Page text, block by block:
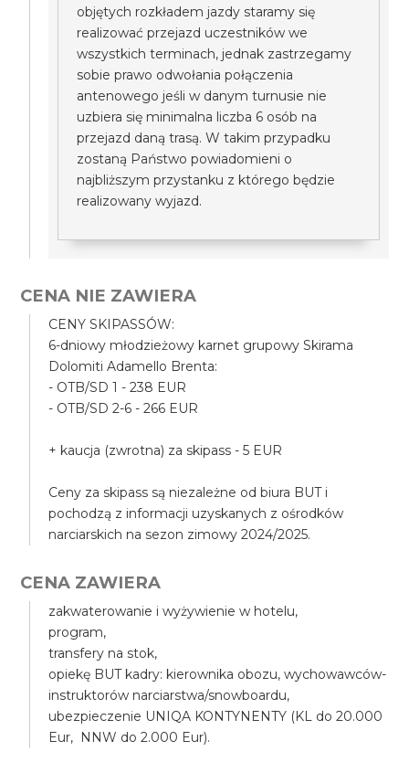
objętych rozkładem jazdy staramy się
realizować przejazd uczestników we
wszystkich terminach, jednak zastrzegamy
sobie prawo odwołania połączenia
antenowego jeśli w danym turnusie nie
uzbiera się minimalna liczba 6 osób na
przejazd daną trasą. W takim przypadku
zostaną Państwo powiadomieni o
najbliższym przystanku z którego będzie
realizowany wyjazd.
CENA NIE ZAWIERA
CENY SKIPASSÓW:
6-dniowy młodzieżowy karnet grupowy Skirama
Dolomiti Adamello Brenta:
- OTB/SD 1 - 238 EUR
- OTB/SD 2-6 - 266 EUR
+ kaucja (zwrotna) za skipass - 5 EUR
Ceny za skipass są niezależne od biura BUT i
pochodzą z informacji uzyskanych z ośrodków
narciarskich na sezon zimowy 2024/2025.
CENA ZAWIERA
zakwaterowanie i wyżywienie w hotelu,
program,
transfery na stok,
opiekę BUT kadry: kierownika obozu, wychowawców-
instruktorów narciarstwa/snowboardu,
ubezpieczenie UNIQA KONTYNENTY (KL do 20.000
Eur, NNW do 2.000 Eur).